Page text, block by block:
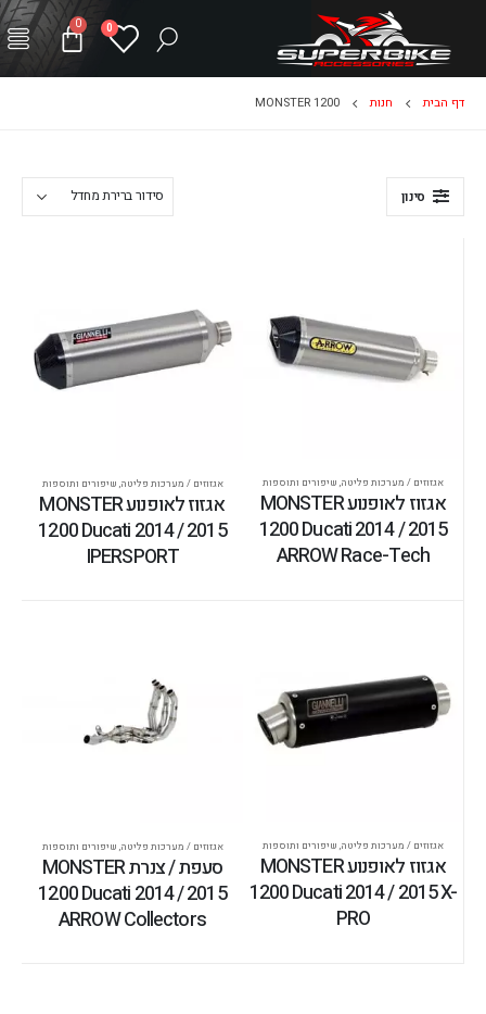
0
0
דף הבית חנות MONSTER 1200
סינון
אגזוזים / מערכות פליטה, שיפורים ותוספות
אגזוז לאופנוע MONSTER
1200 Ducati 2014 / 2015
ARROW Race-Tech
אגזוזים / מערכות פליטה, שיפורים ותוספות
אגזוז לאופנוע MONSTER
1200 Ducati 2014 / 2015
IPERSPORT
אגזוזים / מערכות פליטה, שיפורים ותוספות
אגזוז לאופנוע MONSTER
1200 Ducati 2014 / 2015 X-
PRO
אגזוזים / מערכות פליטה, שיפורים ותוספות
סעפת / צנרת MONSTER
1200 Ducati 2014 / 2015
ARROW Collectors